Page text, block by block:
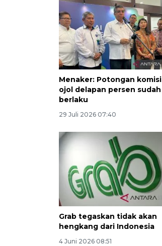
Menaker: Potongan komisi
ojol delapan persen sudah
berlaku
29 Juli 2026 07:40
Grab tegaskan tidak akan
hengkang dari Indonesia
4 Juni 2026 08:51